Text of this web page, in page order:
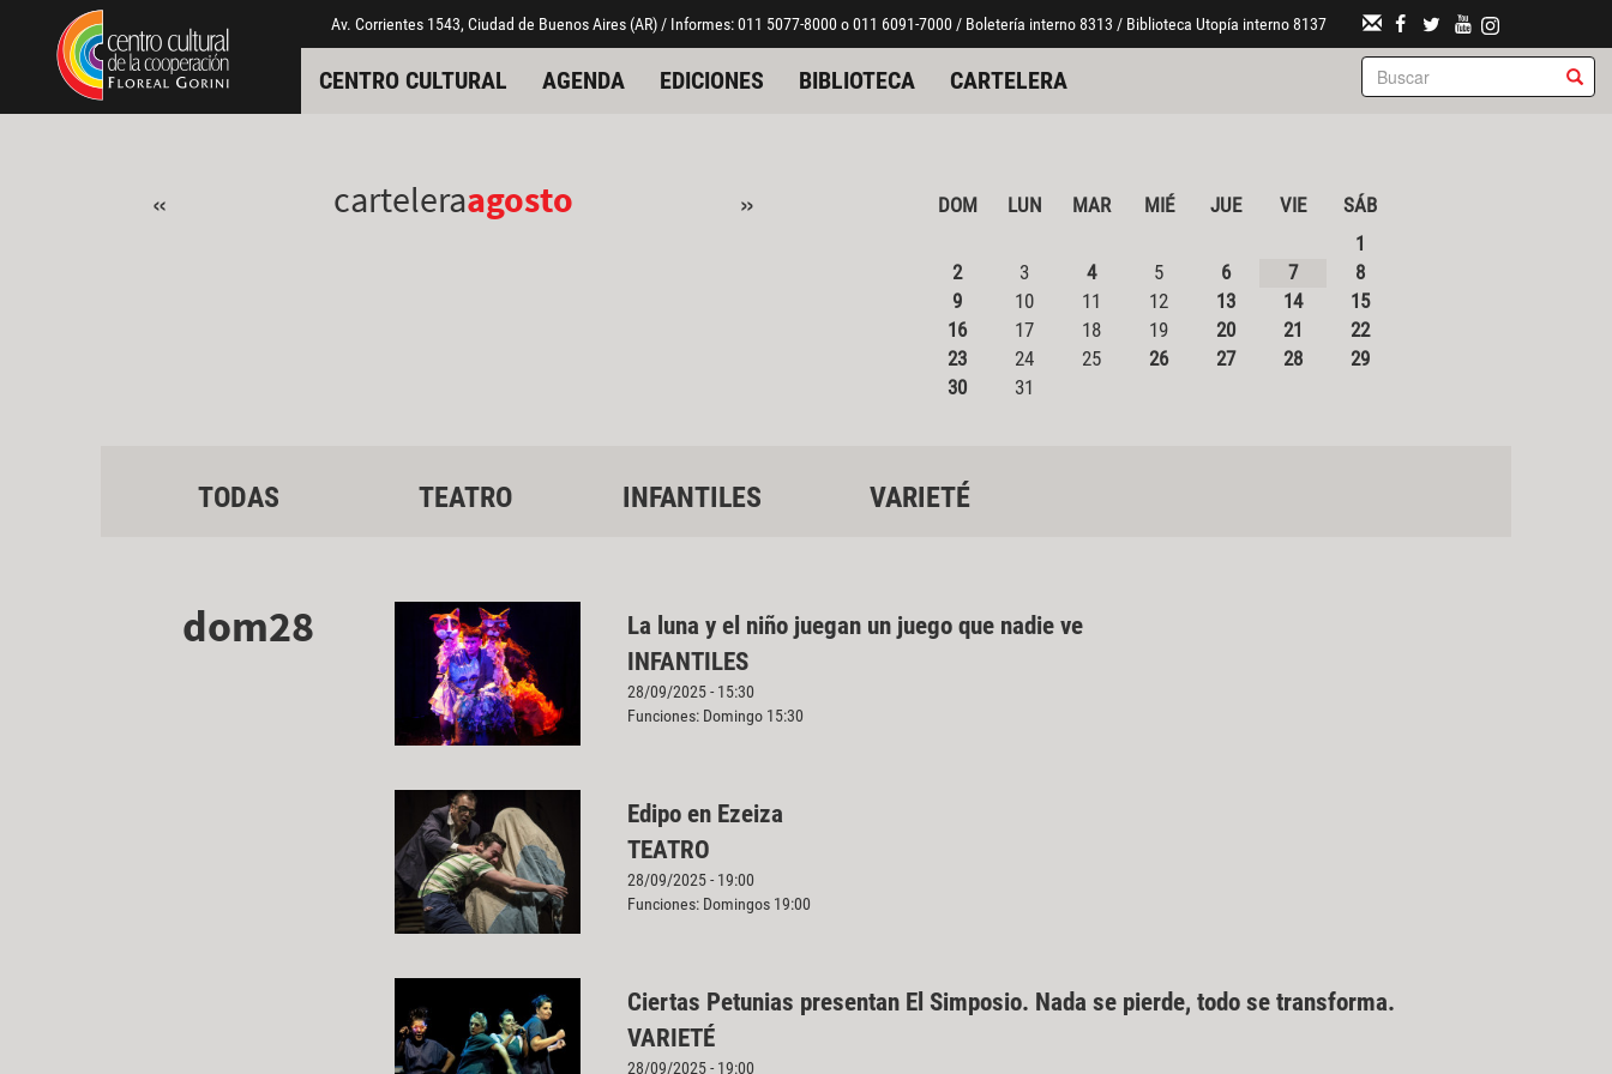
Pasar al contenido principal
Jump to main content Av. Corrientes 1543, Ciudad de Buenos Aires (AR) / Informes: 011 5077-8000 o 011 6091-7000 / Boletería interno 8313 / Biblioteca Utopía interno 8137
CENTRO CULTURAL AGENDA EDICIONES BIBLIOTECA CARTELERA
« carteleraagosto » DOM LUN MAR MIÉ JUE VIE
SÁB
1
2
3 4 5 6 7
8
9
10 11 12 13 14
15
16
17 18 19 20 21
22
23
24 25 26 27 28
29
30
31
TODAS TEATRO INFANTILES VARIETÉ
dom28
La luna y el niño juegan un juego que nadie ve
INFANTILES
28/09/2025 - 15:30
Funciones: Domingo 15:30
Edipo en Ezeiza
TEATRO
28/09/2025 - 19:00
Funciones: Domingos 19:00
Ciertas Petunias presentan El Simposio. Nada se pierde, todo se transforma.
VARIETÉ
28/09/2025 - 19:00